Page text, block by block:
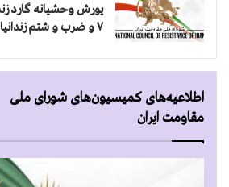
۷ و ضرب و شتم زندانیان
اطلاعیه‌های کمیسیون‌های شورای ملی
مقاومت ایران